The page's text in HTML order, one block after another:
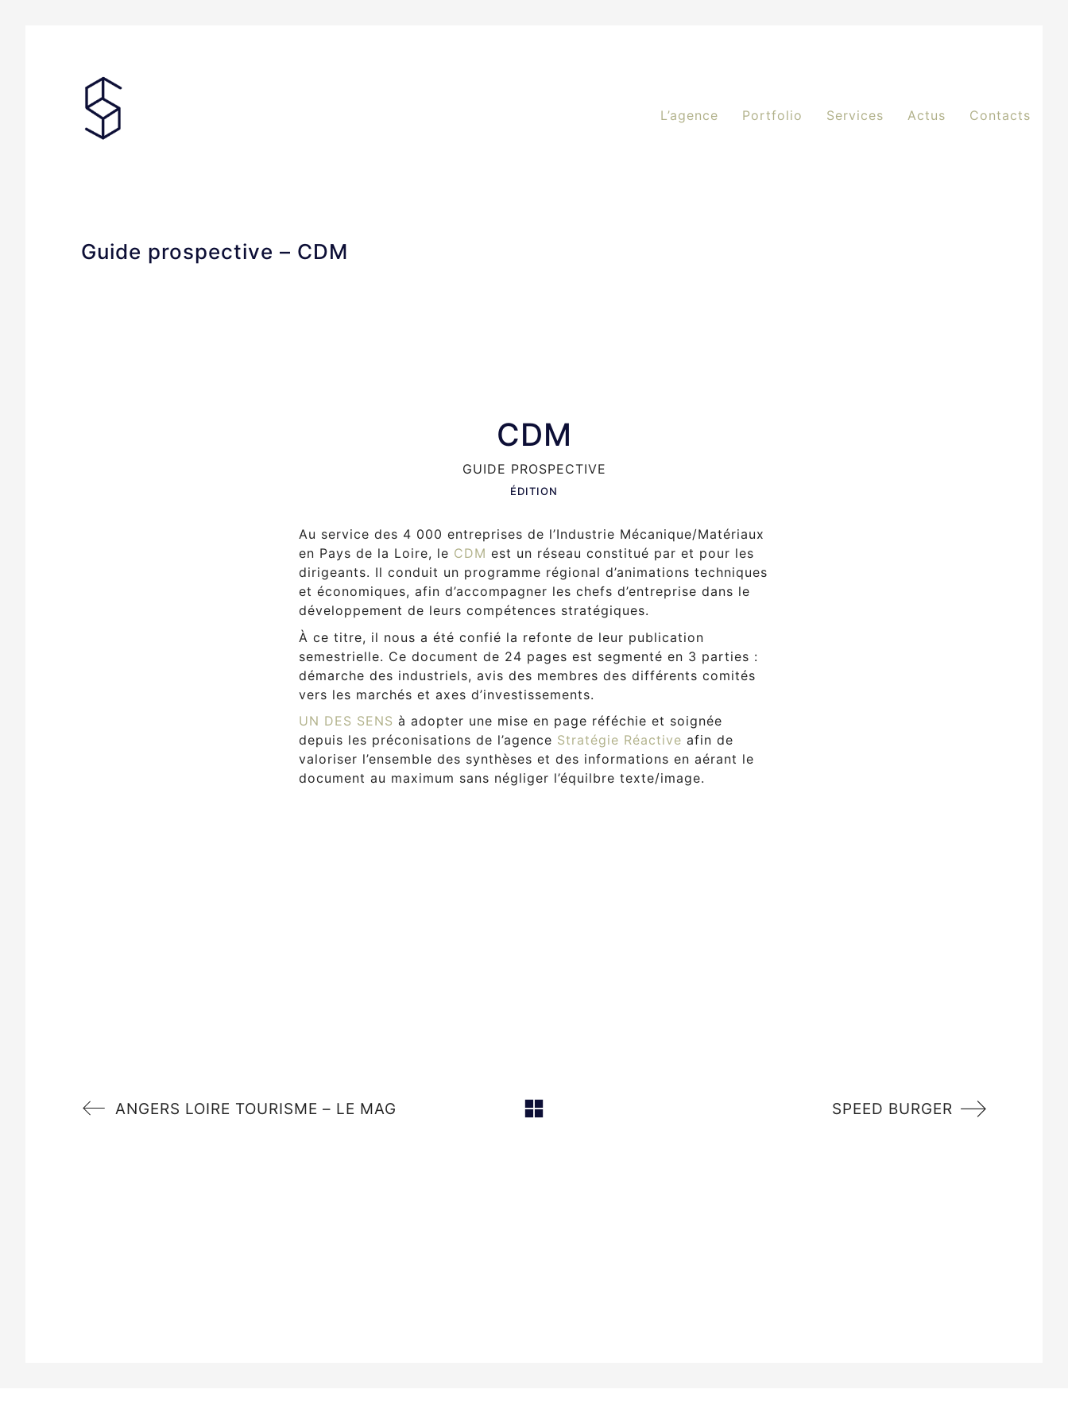
L’agence Portfolio Services Actus Contacts
Guide prospective – CDM
CDM
GUIDE PROSPECTIVE
ÉDITION
Au service des 4 000 entreprises de l’Industrie Mécanique/Matériaux
en Pays de la Loire, le CDM est un réseau constitué par et pour les
dirigeants. Il conduit un programme régional d’animations techniques
et économiques, afin d’accompagner les chefs d’entreprise dans le
développement de leurs compétences stratégiques.
À ce titre, il nous a été confié la refonte de leur publication
semestrielle. Ce document de 24 pages est segmenté en 3 parties :
démarche des industriels, avis des membres des différents comités
vers les marchés et axes d’investissements.
UN DES SENS à adopter une mise en page réféchie et soignée
depuis les préconisations de l’agence Stratégie Réactive afin de
valoriser l’ensemble des synthèses et des informations en aérant le
document au maximum sans négliger l’équilbre texte/image.
ANGERS LOIRE TOURISME – LE MAG SPEED BURGER